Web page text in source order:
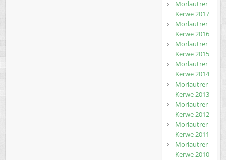
Morlautrer
Kerwe 2017
Morlautrer
Kerwe 2016
Morlautrer
Kerwe 2015
Morlautrer
Kerwe 2014
Morlautrer
Kerwe 2013
Morlautrer
Kerwe 2012
Morlautrer
Kerwe 2011
Morlautrer
Kerwe 2010